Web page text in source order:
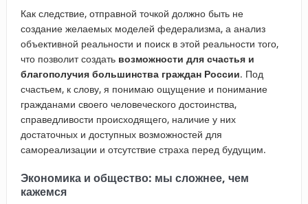
Как следствие, отправной точкой должно быть не
создание желаемых моделей федерализма, а анализ
объективной реальности и поиск в этой реальности того,
что позволит создать возможности для счастья и
благополучия большинства граждан России. Под
счастьем, к слову, я понимаю ощущение и понимание
гражданами своего человеческого достоинства,
справедливости происходящего, наличие у них
достаточных и доступных возможностей для
самореализации и отсутствие страха перед будущим.
Экономика и общество: мы сложнее, чем
кажемся